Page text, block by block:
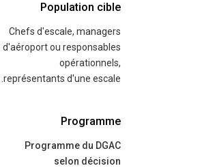
Population cible
Chefs d'escale, managers
d'aéroport ou responsables
opérationnels,
représentants d'une escale.
Programme
Programme du DGAC
selon décision